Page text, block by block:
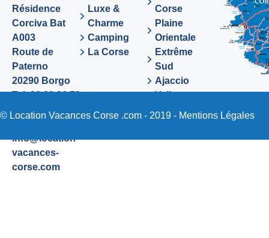
Résidence
Corciva Bat
A003
Route de
Paterno
20290 Borgo
Tel. 06 89 36 72
info@location-
vacances-
corse.com
Luxe &
Charme
Camping
La Corse
Corse
Plaine
Orientale
Extrême
Sud
Ajaccio
Valinco
Sartene
© Location Vacances Corse .com - 2019 - Mentions Légales